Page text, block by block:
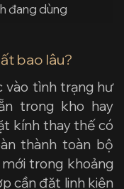
đang dùng
bao lâu?
vào tình trạng hư
trong kho hay
kính thay thế có
thành toàn bộ
trong khoảng
cần đặt linh kiện